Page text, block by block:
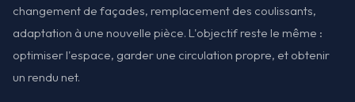
changement de façades, remplacement des coulissants,
adaptation à une nouvelle pièce. L'objectif reste le même :
optimiser l'espace, garder une circulation propre, et obtenir
un rendu net.